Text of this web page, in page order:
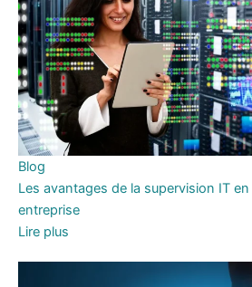
Blog
Les avantages de la supervision IT
entreprise
Lire plus